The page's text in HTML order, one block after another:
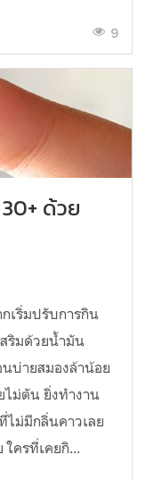
9
ด้วย
เริ่มปรับการกิน
ริมด้วยน้ำมัน
นบ่ายสมองล้าน้อย
ไม่ตัน ยิ่งทำงาน
ไม่มีกลิ่นคาวเลย
ครที่เคยกิ...